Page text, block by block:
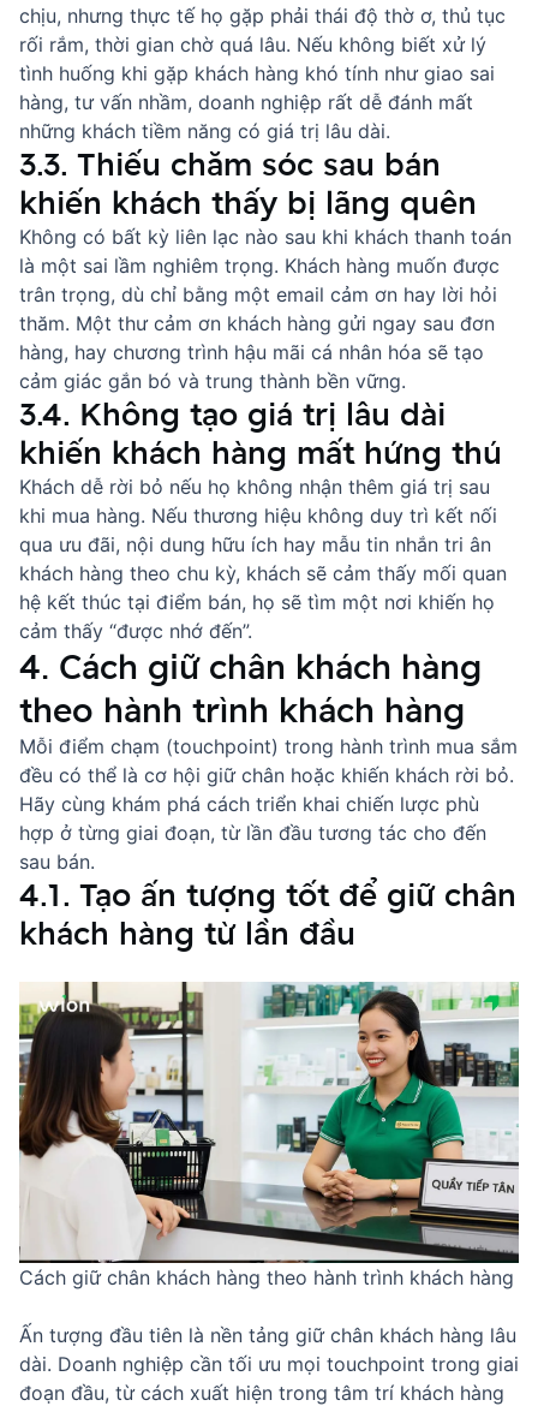
chịu, nhưng thực tế họ gặp phải thái độ thờ ơ, thủ tục
rối rắm, thời gian chờ quá lâu. Nếu không biết xử lý
tình huống khi gặp khách hàng khó tính như giao sai
hàng, tư vấn nhầm, doanh nghiệp rất dễ đánh mất
những khách tiềm năng có giá trị lâu dài.
3.3. Thiếu chăm sóc sau bán
khiến khách thấy bị lãng quên
Không có bất kỳ liên lạc nào sau khi khách thanh toán
là một sai lầm nghiêm trọng. Khách hàng muốn được
trân trọng, dù chỉ bằng một email cảm ơn hay lời hỏi
thăm. Một thư cảm ơn khách hàng gửi ngay sau đơn
hàng, hay chương trình hậu mãi cá nhân hóa sẽ tạo
cảm giác gắn bó và trung thành bền vững.
3.4. Không tạo giá trị lâu dài
khiến khách hàng mất hứng thú
Khách dễ rời bỏ nếu họ không nhận thêm giá trị sau
khi mua hàng. Nếu thương hiệu không duy trì kết nối
qua ưu đãi, nội dung hữu ích hay mẫu tin nhắn tri ân
khách hàng theo chu kỳ, khách sẽ cảm thấy mối quan
hệ kết thúc tại điểm bán, họ sẽ tìm một nơi khiến họ
cảm thấy “được nhớ đến”.
4. Cách giữ chân khách hàng
theo hành trình khách hàng
Mỗi điểm chạm (touchpoint) trong hành trình mua sắm
đều có thể là cơ hội giữ chân hoặc khiến khách rời bỏ.
Hãy cùng khám phá cách triển khai chiến lược phù
hợp ở từng giai đoạn, từ lần đầu tương tác cho đến
sau bán.
4.1. Tạo ấn tượng tốt để giữ chân
khách hàng từ lần đầu
Cách giữ chân khách hàng theo hành trình khách hàng
Ấn tượng đầu tiên là nền tảng giữ chân khách hàng lâu
dài. Doanh nghiệp cần tối ưu mọi touchpoint trong giai
đoạn đầu, từ cách xuất hiện trong tâm trí khách hàng